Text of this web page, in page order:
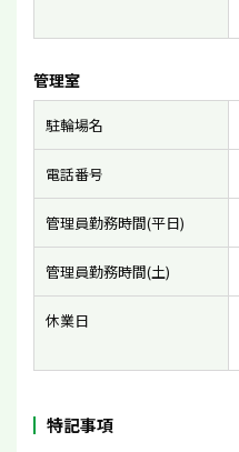
管理室
駐輪場名
電話番号
管理員勤務時間(平日)
管理員勤務時間(土)
休業日
特記事項